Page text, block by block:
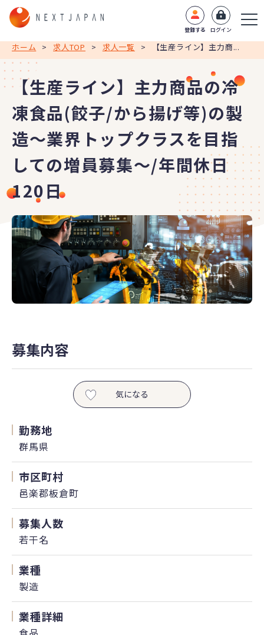
登録する ログイン
ホーム > 求人TOP > 求人一覧 > 【生産ライン】主力商...
【生産ライン】主力商品の冷
凍食品(餃子/から揚げ等)の製
造～業界トップクラスを目指
しての増員募集～/年間休日
120日
募集内容
気になる
勤務地
群馬県
市区町村
邑楽郡板倉町
募集人数
若干名
業種
製造
業種詳細